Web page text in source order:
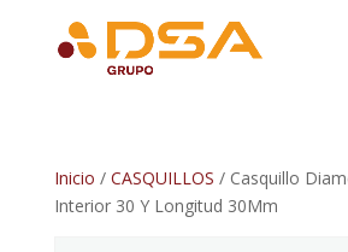
Inicio / CASQUILLOS / Casquillo
Interior 30 Y Longitud 30Mm